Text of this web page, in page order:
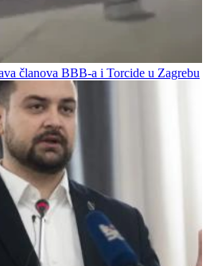
članova BBB-a i Torcide u Zagrebu